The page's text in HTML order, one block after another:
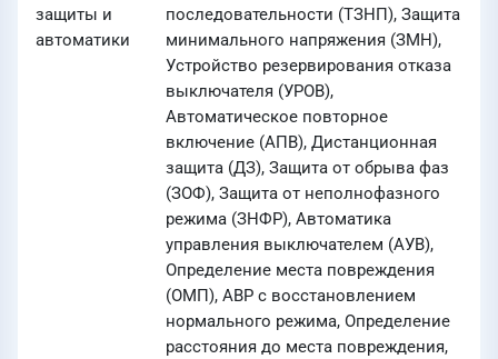
защиты и
автоматики
последовательности (ТЗНП), Защита
минимального напряжения (ЗМН),
Устройство резервирования отказа
выключателя (УРОВ),
Автоматическое повторное
включение (АПВ), Дистанционная
защита (ДЗ), Защита от обрыва фаз
(ЗОФ), Защита от неполнофазного
режима (ЗНФР), Автоматика
управления выключателем (АУВ),
Определение места повреждения
(ОМП), АВР с восстановлением
нормального режима, Определение
расстояния до места повреждения,